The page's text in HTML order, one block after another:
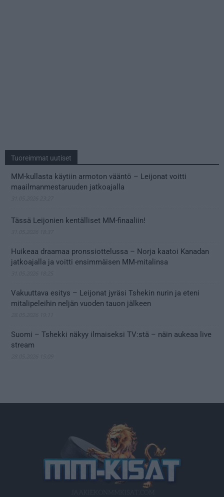
Tuoreimmat uutiset
MM-kullasta käytiin armoton vääntö – Leijonat voitti
maailmanmestaruuden jatkoajalla
Tässä Leijonien kentälliset MM-finaaliin!
Huikeaa draamaa pronssiottelussa – Norja kaatoi Kanadan
jatkoajalla ja voitti ensimmäisen MM-mitalinsa
Vakuuttava esitys – Leijonat jyräsi Tshekin nurin ja eteni
mitalipeleihin neljän vuoden tauon jälkeen
Suomi – Tshekki näkyy ilmaiseksi TV:stä – näin aukeaa live
stream